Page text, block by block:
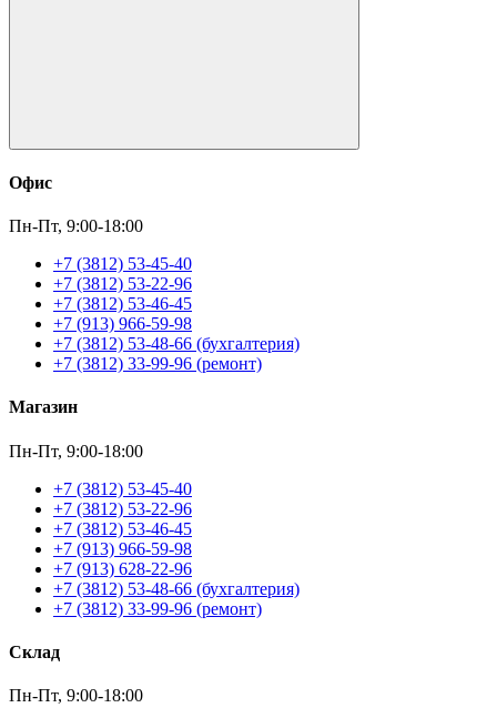
Офис
Пн-Пт, 9:00-18:00
+7 (3812) 53-45-40
+7 (3812) 53-22-96
+7 (3812) 53-46-45
+7 (913) 966-59-98
+7 (3812) 53-48-66 (бухгалтерия)
+7 (3812) 33-99-96 (ремонт)
Магазин
Пн-Пт, 9:00-18:00
+7 (3812) 53-45-40
+7 (3812) 53-22-96
+7 (3812) 53-46-45
+7 (913) 966-59-98
+7 (913) 628-22-96
+7 (3812) 53-48-66 (бухгалтерия)
+7 (3812) 33-99-96 (ремонт)
Склад
Пн-Пт, 9:00-18:00